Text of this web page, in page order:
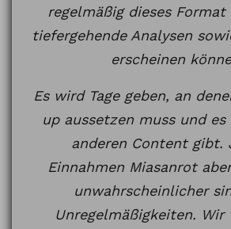
regelmäßig dieses Format
tiefergehende Analysen
erscheinen
Es wird Tage geben, an
up aussetzen muss und es
anderen Content gibt.
Einnahmen Miasanrot
unwahrscheinlicher
Unregelmäßigkeiten.